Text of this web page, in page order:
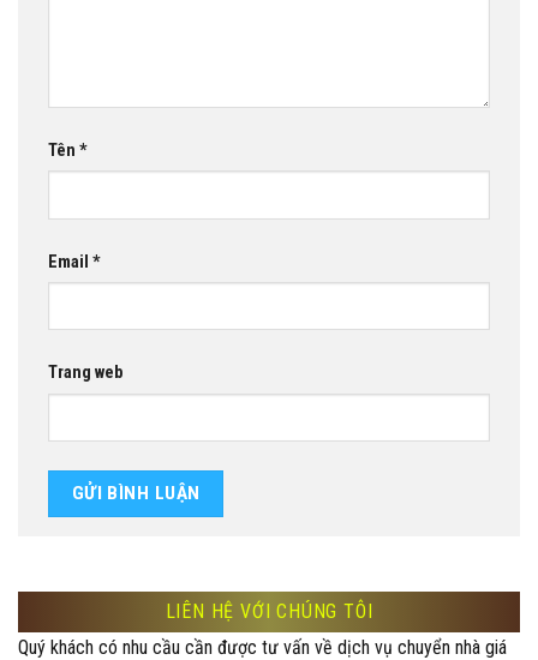
Tên *
Email *
Trang web
LIÊN HỆ VỚI CHÚNG TÔI
Quý khách có nhu cầu cần được tư vấn về dịch vụ chuyển nhà giá